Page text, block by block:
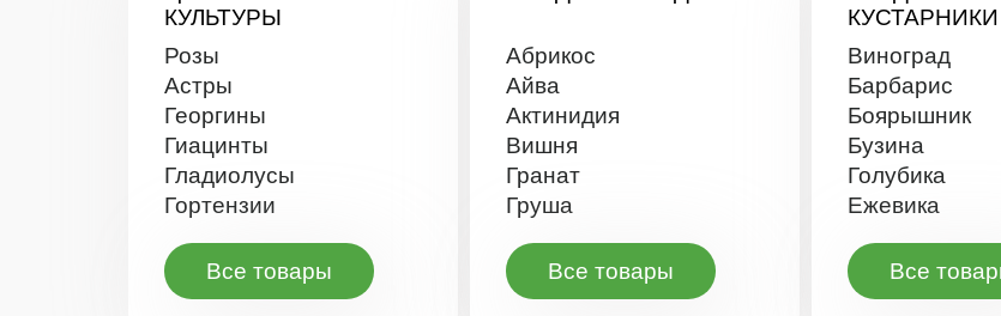
КУЛЬТУРЫ
Розы
Астры
Георгины
Гиацинты
Гладиолусы
Гортензии
Все товары
Абрикос
Айва
Актинидия
Вишня
Гранат
Груша
Все товары
КУСТАРНИКИ
Виноград
Барбарис
Боярышник
Бузина
Голубика
Ежевика
Все